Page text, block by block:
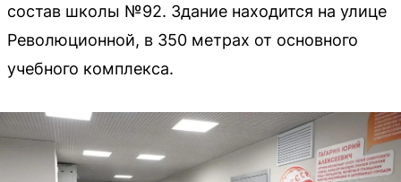
состав школы №92. Здание находится на улице
Революционной, в 350 метрах от основного
учебного комплекса.